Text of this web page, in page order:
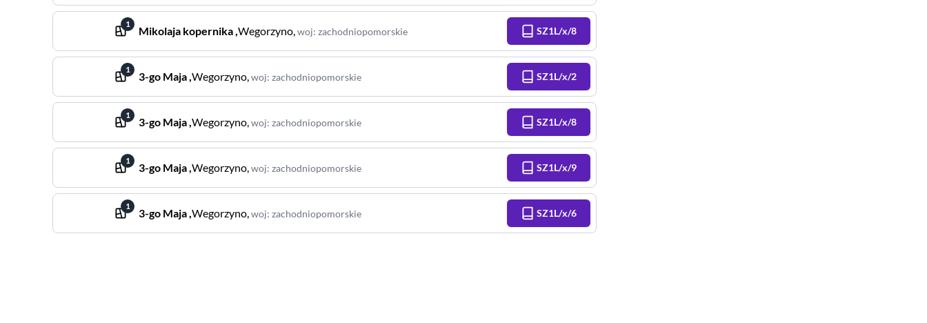
1
Mikolaja kopernika,Wegorzyno,woj:zachodniopomorskie SZ1L/x/8
1
3-go Maja,Wegorzyno,woj:zachodniopomorskie SZ1L/x/2
1
3-go Maja,Wegorzyno,woj:zachodniopomorskie SZ1L/x/8
1
3-go Maja,Wegorzyno,woj:zachodniopomorskie SZ1L/x/9
1
3-go Maja,Wegorzyno,woj:zachodniopomorskie SZ1L/x/6